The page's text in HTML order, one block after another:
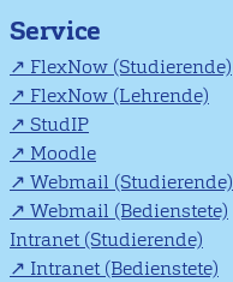
Service
FlexNow (Studierende)
FlexNow (Lehrende)
StudIP
Moodle
Webmail (Studierende)
Webmail (Bedienstete)
Intranet (Studierende)
Intranet (Bedienstete)